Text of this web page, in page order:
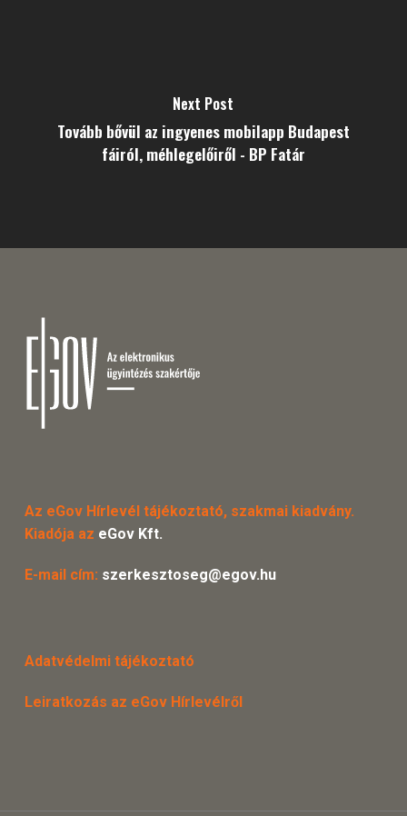
Next Post
Tovább bővül az ingyenes mobilapp Budapest
fáiról, méhlegelőiről - BP Fatár
Az eGov Hírlevél tájékoztató, szakmai kiadvány.
Kiadója az eGov Kft.
E-mail cím: szerkesztoseg@egov.hu
Adatvédelmi tájékoztató
Leiratkozás az eGov Hírlevélről